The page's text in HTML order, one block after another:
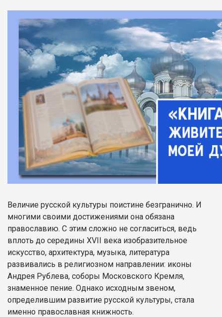
Величие русской культуры поистине безгранично. И
многими своими достижениями она обязана
православию. С этим сложно не согласиться, ведь
вплоть до середины XVII века изобразительное
искусство, архитектура, музыка, литература
развивались в религиозном направлении: иконы
Андрея Рублева, соборы Московского Кремля,
знаменное пение. Однако исходным звеном,
определившим развитие русской культуры, стала
именно православная книжность.